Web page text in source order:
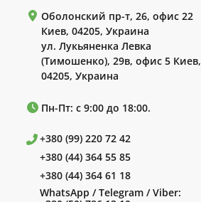
Оболонский пр-т, 26, офис 22
Киев, 04205, Украина
ул. Лукьяненка Левка
(Тимошенко), 29в, офис 5 Киев,
04205, Украина
Пн-Пт: с 9:00 до 18:00.
+380 (99) 220 72 42
+380 (44) 364 55 85
+380 (44) 364 61 18
WhatsApp / Telegram / Viber: